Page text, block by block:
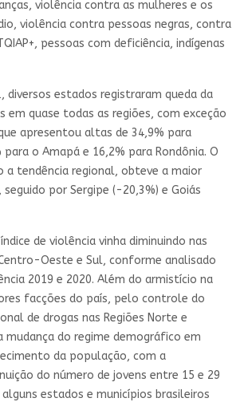
violência contra as mulheres e os
violência contra pessoas negras, contra
pessoas com deficiência, indígenas
diversos estados registraram queda da
em quase todas as regiões, com exceção
apresentou altas de 34,9% para
o Amapá e 16,2% para Rondônia. O
a tendência regional, obteve a maior
por Sergipe (-20,3%) e Goiás
de violência vinha diminuindo nas
Oeste e Sul, conforme analisado
2019 e 2020. Além do armistício na
facções do país, pelo controle do
de drogas nas Regiões Norte e
mudança do regime demográfico em
da população, com a
do número de jovens entre 15 e 29
estados e municípios brasileiros